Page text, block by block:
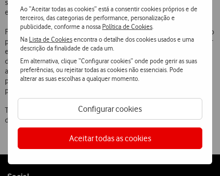
Ao “Aceitar todas as cookies” está a consentir cookies próprios e de
terceiros, das categorias de performance, personalização e
publicidade, conforme a nossa Política de Cookies
Na Lista de Cookiesencontra o detalhe dos cookies usados e uma
descrição da finalidade de cada um.
Em alternativa, clique “Configurar cookies” onde pode gerir as suas
preferências, ou rejeitar todas as cookies não essenciais. Pode
alterar as suas escolhas a qualquer momento.
Configurar cookies
Aceitar todas as cookies
sobre resultados, classificações e comentários sobre a situação das
equipas.
Foi ainda apresentado o novo canal de moda, produzido em exclusivo
por Xana Nunes, que permite acompanhar as evoluções deste sector
e os principais acontecimentos do mundo das
das restantes novidades, passa a ser possível aceder directamente
através do “netc” aos serviços dechate de fóruns de discussão. O
portal disponibiliza também novos postais electrónicos produzidos
pela Autor Multimédia.
Todos os novos conteúdos do portal “netc” estão disponíveis através
do serviço WAP da Telecel.